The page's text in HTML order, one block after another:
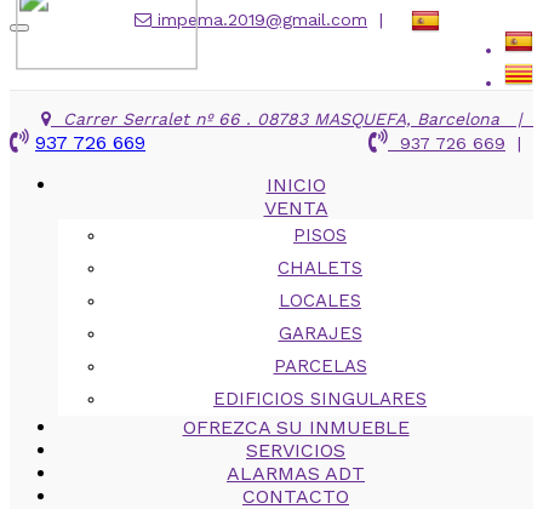
impema.2019@gmail.com |
Carrer Serralet nº 66 . 08783 MASQUEFA, Barcelona
|
937 726 669 |
937 726 669
Toggle
INICIO
VENTA
PISOS
CHALETS
LOCALES
GARAJES
PARCELAS
EDIFICIOS SINGULARES
OFREZCA SU INMUEBLE
SERVICIOS
ALARMAS ADT
CONTACTO